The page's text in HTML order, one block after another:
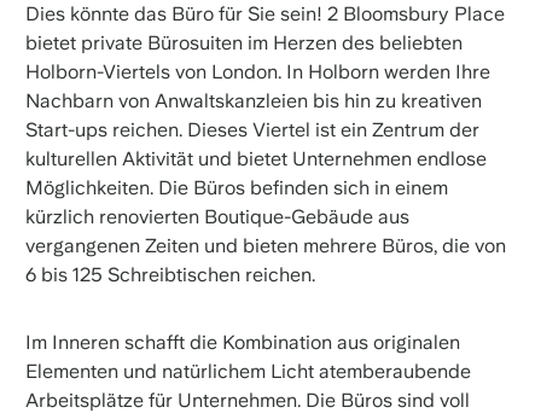
Dies könnte das Büro für Sie sein! 2 Bloomsbury Place
bietet private Bürosuiten im Herzen des beliebten
Holborn-Viertels von London. In Holborn werden Ihre
Nachbarn von Anwaltskanzleien bis hin zu kreativen
Start-ups reichen. Dieses Viertel ist ein Zentrum der
kulturellen Aktivität und bietet Unternehmen endlose
Möglichkeiten. Die Büros befinden sich in einem
kürzlich renovierten Boutique-Gebäude aus
vergangenen Zeiten und bieten mehrere Büros, die von
6 bis 125 Schreibtischen reichen.
Im Inneren schafft die Kombination aus originalen
Elementen und natürlichem Licht atemberaubende
Arbeitsplätze für Unternehmen. Die Büros sind voll